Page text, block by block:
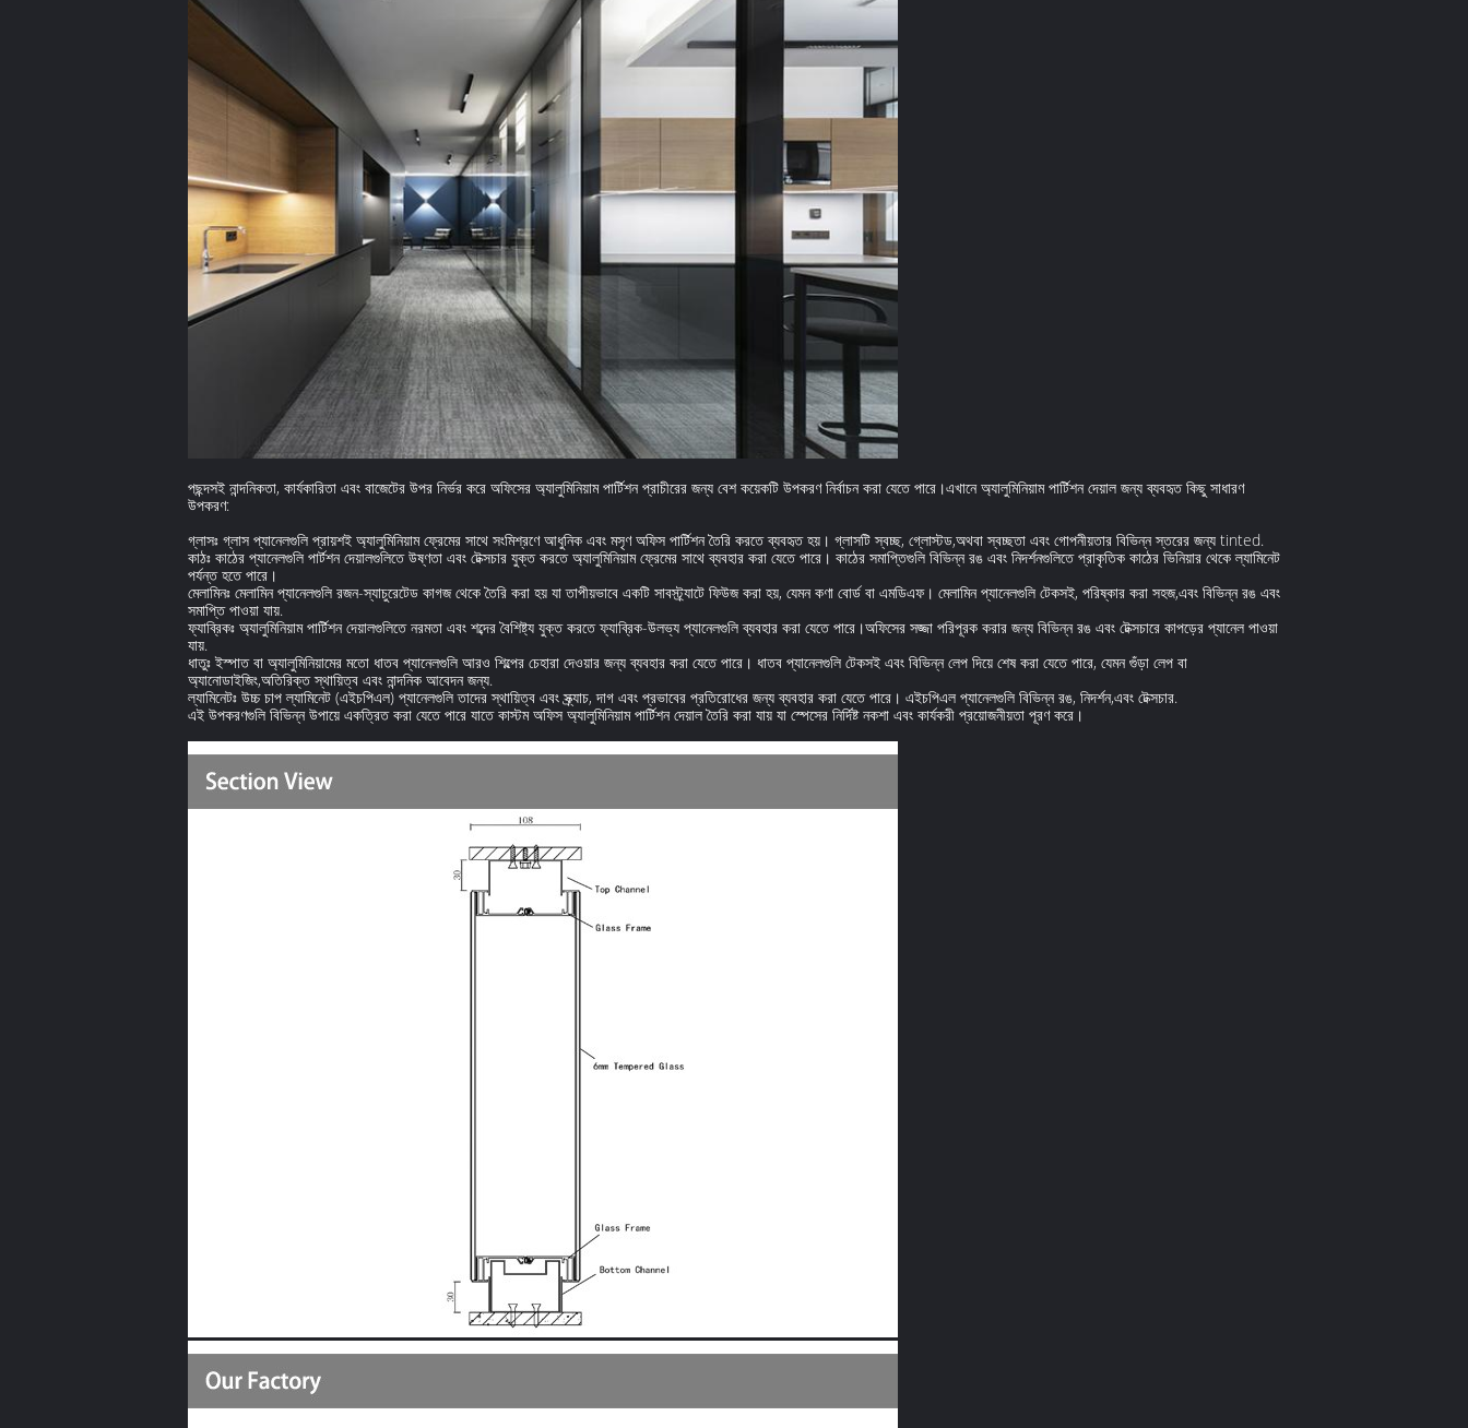
পছন্দসই নান্দনিকতা, কার্যকারিতা এবং বাজেটের উপর নির্ভর করে অফিসের অ্যালুমিনিয়াম পার্টিশন প্রাচীরের জন্য বেশ কয়েকটি উপকরণ নির্বাচন করা যেতে পারে।এখানে অ্যালুমিনিয়াম পার্টিশন দেয়াল জন্য ব্যবহৃত কিছু সাধারণ
উপকরণ:
গ্লাসঃ গ্লাস প্যানেলগুলি প্রায়শই অ্যালুমিনিয়াম ফ্রেমের সাথে সংমিশ্রণে আধুনিক এবং মসৃণ অফিস পার্টিশন তৈরি করতে ব্যবহৃত হয়। গ্লাসটি স্বচ্ছ, গ্লোস্টড,অথবা স্বচ্ছতা এবং গোপনীয়তার বিভিন্ন স্তরের জন্য tinted.
কাঠঃ কাঠের প্যানেলগুলি পার্টশন দেয়ালগুলিতে উষ্ণতা এবং টেক্সচার যুক্ত করতে অ্যালুমিনিয়াম ফ্রেমের সাথে ব্যবহার করা যেতে পারে। কাঠের সমাপ্তিগুলি বিভিন্ন রঙ এবং নিদর্শনগুলিতে প্রাকৃতিক কাঠের ভিনিয়ার থেকে ল্যামিনেট
পর্যন্ত হতে পারে।
মেলামিনঃ মেলামিন প্যানেলগুলি রজন-স্যাচুরেটেড কাগজ থেকে তৈরি করা হয় যা তাপীয়ভাবে একটি সাবস্ট্র্যাটে ফিউজ করা হয়, যেমন কণা বোর্ড বা এমডিএফ। মেলামিন প্যানেলগুলি টেকসই, পরিষ্কার করা সহজ,এবং বিভিন্ন রঙ এবং
সমাপ্তি পাওয়া যায়.
ফ্যাব্রিকঃ অ্যালুমিনিয়াম পার্টিশন দেয়ালগুলিতে নরমতা এবং শব্দের বৈশিষ্ট্য যুক্ত করতে ফ্যাব্রিক-উলভ্য প্যানেলগুলি ব্যবহার করা যেতে পারে।অফিসের সজ্জা পরিপূরক করার জন্য বিভিন্ন রঙ এবং টেক্সচারে কাপড়ের প্যানেল পাওয়া
যায়.
ধাতুঃ ইস্পাত বা অ্যালুমিনিয়ামের মতো ধাতব প্যানেলগুলি আরও শিল্পের চেহারা দেওয়ার জন্য ব্যবহার করা যেতে পারে। ধাতব প্যানেলগুলি টেকসই এবং বিভিন্ন লেপ দিয়ে শেষ করা যেতে পারে, যেমন গুঁড়া লেপ বা
অ্যানোডাইজিং,অতিরিক্ত স্থায়িত্ব এবং নান্দনিক আবেদন জন্য.
ল্যামিনেটঃ উচ্চ চাপ ল্যামিনেট (এইচপিএল) প্যানেলগুলি তাদের স্থায়িত্ব এবং স্ক্র্যাচ, দাগ এবং প্রভাবের প্রতিরোধের জন্য ব্যবহার করা যেতে পারে। এইচপিএল প্যানেলগুলি বিভিন্ন রঙ, নিদর্শন,এবং টেক্সচার.
এই উপকরণগুলি বিভিন্ন উপায়ে একত্রিত করা যেতে পারে যাতে কাস্টম অফিস অ্যালুমিনিয়াম পার্টিশন দেয়াল তৈরি করা যায় যা স্পেসের নির্দিষ্ট নকশা এবং কার্যকরী প্রয়োজনীয়তা পূরণ করে।